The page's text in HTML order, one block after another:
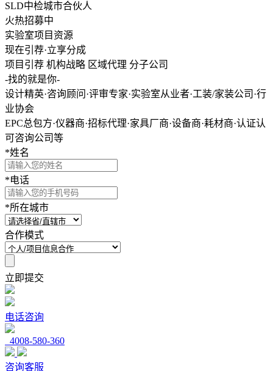
SLD中检城市合伙人
火热招募中
实验室项目资源
现在引荐·立享分成
项目引荐 机构战略 区域代理 分子公司
-找的就是你-
设计精英·咨询顾问·评审专家·实验室从业者·工装/家装公司·行
业协会
EPC总包方·仪器商·招标代理·家具厂商·设备商·耗材商·认证认
可咨询公司等
*姓名
*电话
*所在城市
合作模式
立即提交
电话咨询
4008-580-360
咨询客服